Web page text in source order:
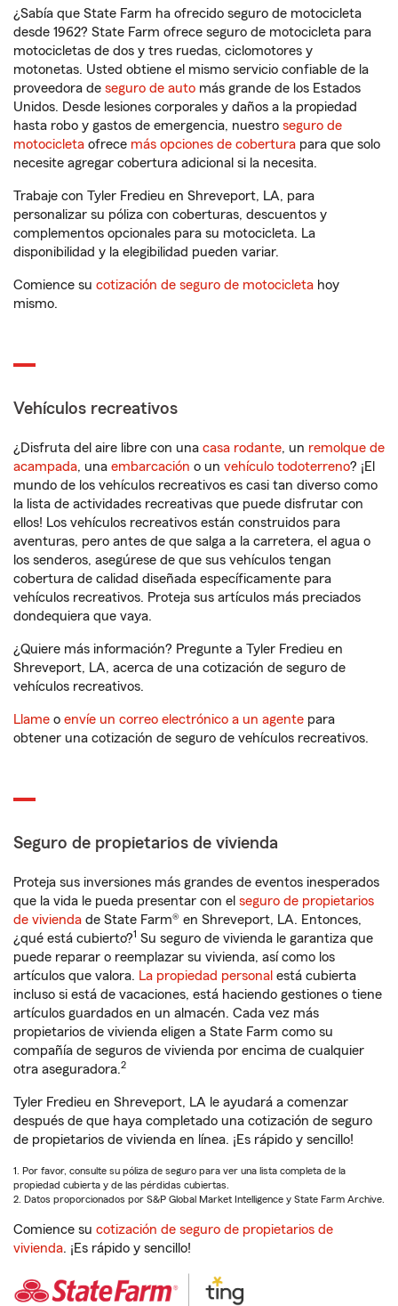
¿Sabía que State Farm ha ofrecido seguro de motocicleta
desde 1962? State Farm ofrece seguro de motocicleta para
motocicletas de dos y tres ruedas, ciclomotores y
motonetas. Usted obtiene el mismo servicio confiable de la
proveedora de seguro de auto más grande de los Estados
Unidos. Desde lesiones corporales y daños a la propiedad
hasta robo y gastos de emergencia, nuestro seguro de
motocicleta ofrece más opciones de cobertura para que solo
necesite agregar cobertura adicional si la necesita.
Trabaje con Tyler Fredieu en Shreveport, LA, para
personalizar su póliza con coberturas, descuentos y
complementos opcionales para su motocicleta. La
disponibilidad y la elegibilidad pueden variar.
Comience su cotización de seguro de motocicleta hoy
mismo.
Vehículos recreativos
¿Disfruta del aire libre con una casa rodante, un remolque de
acampada, una embarcación o un vehículo todoterreno? ¡El
mundo de los vehículos recreativos es casi tan diverso como
la lista de actividades recreativas que puede disfrutar con
ellos! Los vehículos recreativos están construidos para
aventuras, pero antes de que salga a la carretera, el agua o
los senderos, asegúrese de que sus vehículos tengan
cobertura de calidad diseñada específicamente para
vehículos recreativos. Proteja sus artículos más preciados
dondequiera que vaya.
¿Quiere más información? Pregunte a Tyler Fredieu en
Shreveport, LA, acerca de una cotización de seguro de
vehículos recreativos.
Llame o envíe un correo electrónico a un agente para
obtener una cotización de seguro de vehículos recreativos.
Seguro de propietarios de vivienda
Proteja sus inversiones más grandes de eventos inesperados
que la vida le pueda presentar con el seguro de propietarios
de vivienda de State Farm® en Shreveport, LA. Entonces,
¿qué está cubierto?1 Su seguro de vivienda le garantiza que
puede reparar o reemplazar su vivienda, así como los
artículos que valora. La propiedad personal está cubierta
incluso si está de vacaciones, está haciendo gestiones o tiene
artículos guardados en un almacén. Cada vez más
propietarios de vivienda eligen a State Farm como su
compañía de seguros de vivienda por encima de cualquier
otra aseguradora.2
Tyler Fredieu en Shreveport, LA le ayudará a comenzar
después de que haya completado una cotización de seguro
de propietarios de vivienda en línea. ¡Es rápido y sencillo!
1. Por favor, consulte su póliza de seguro para ver una lista completa de la
propiedad cubierta y de las pérdidas cubiertas.
2. Datos proporcionados por S&P Global Market Intelligence y State Farm Archive.
Comience su cotización de seguro de propietarios de
vivienda. ¡Es rápido y sencillo!